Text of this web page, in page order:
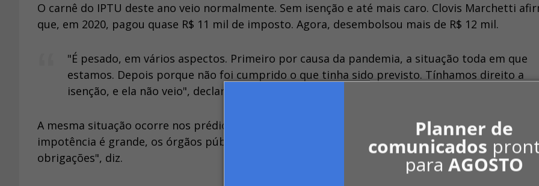
Planner de
comunicados
paraAGOSTO
O carnê do IPTU deste ano veio normalmente. Sem isenção e até mais caro. Clovis Marchetti
que, em 2020, pagou quase R$ 11 mil de imposto. Agora, desembolsou mais de R$ 12 mil.
"É pesado, em vários aspectos. Primeiro por causa da pandemia, a situação toda em que
estamos. Depois porque não foi cumprido o que tinha sido previsto. Tínhamos direito a
isenção, e ela não veio", declara o publicitário.
A mesma situação ocorre nos prédios administrados pelo síndico profissional. "A sensação de
impotência é grande, os órgãos públicos são eficientes na cobrança, preguiçosos e evasivos nas
obrigações", diz.